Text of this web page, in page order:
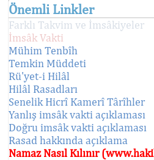
Önemli Linkler
Farklı Takvim ve İmsâkiyeler
İmsâk Vakti
Mühim Tenbîh
Temkin Müddeti
Rü'yet-i Hilâl
Hilâl Rasadları
Senelik Hicrî Kamerî Târîhler
Yanlış imsâk vakti açıklaması
Doğru imsâk vakti açıklaması
Rasad hakkında açıklama
Namaz Nasıl Kılınır